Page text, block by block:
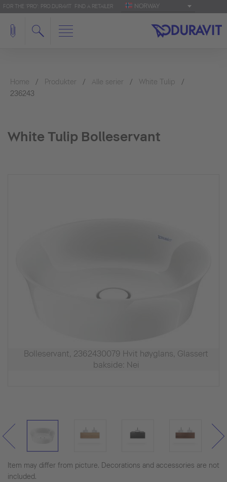
FOR THE 'PRO': PRO.DURAVIT FIND A RETAILER NORWAY
Home Produkter Alle serier
White Tulip
236243
White Tulip Bolleservant
Bolleservant, 2362430079 Hvit høyglans, Glassert
bakside: Nei
Item may differ from picture. Decorations and accessories are not
included.